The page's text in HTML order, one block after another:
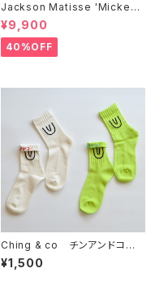
Jackson Matisse 'Mickey
Mouse STRIPE Tee'
¥9,900
40%OFF
Ching & co チンアンドコー "
ショート丈Symbol"
¥1,500